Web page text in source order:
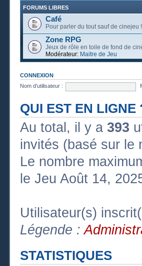
FORUMS LIBRES
Café
Pour parler du tout sauf de cinejeu !
Zone RPG
Jeux de rôle en toile de fond de
Modérateur: Maitre de Jeu
CONNEXION
Nom d’utilisateur :
QUI EST EN LIGNE
Au total, il y a 393
invités (basé sur le
Le nombre
le Jeu Août 14,
Utilisateur(s)
Légende :
STATISTIQUES